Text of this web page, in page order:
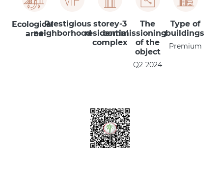
Type of
buildings:
Premium
The
commissioning
of the
object
Q2-2024
3-storey
residential
complex
Prestigious
neighborhood
Ecological
area